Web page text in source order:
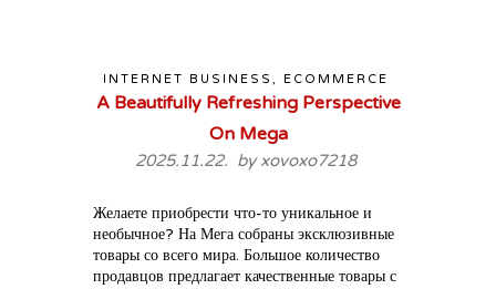
INTERNET BUSINESS, ECOMMERCE
A Beautifully Refreshing Perspective
On Mega
2025.11.22. byxovoxo7218
Желаете приобрести что-то уникальное и
необычное? На Мега собраны эксклюзивные
товары со всего мира. Большое количество
продавцов предлагает качественные товары с